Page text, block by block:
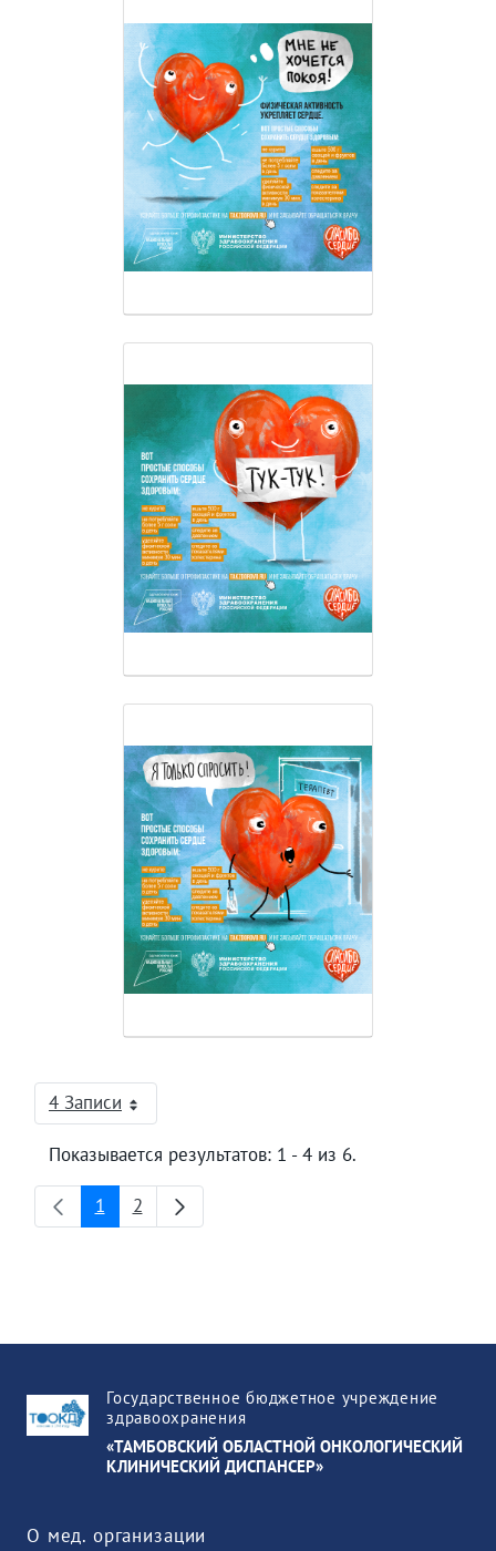
4 ЗаписиНа страницу
Показывается результатов: 1 - 4 из 6.
Страница
1 Страница
2
Государственное бюджетное учреждение
здравоохранения
«ТАМБОВСКИЙ ОБЛАСТНОЙ ОНКОЛОГИЧЕСКИЙ
КЛИНИЧЕСКИЙ ДИСПАНСЕР»
О мед. организации